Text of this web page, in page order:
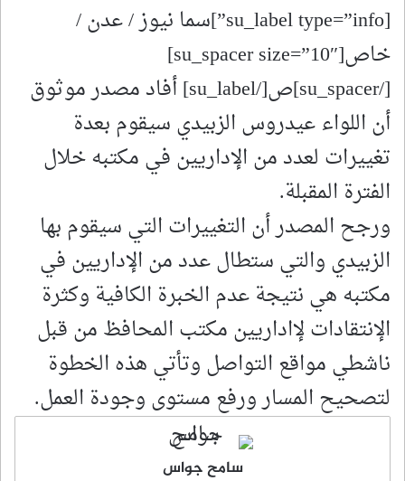
[su_label type=”info”]سما نيوز / عدن /
خاص[su_spacer size=”10″]
[/su_spacer]ص[/su_label] أفاد مصدر موثوق
أن اللواء عيدروس الزبيدي سيقوم بعدة
تغييرات لعدد من الإداريين في مكتبه خلال
الفترة المقبلة.
ورجح المصدر أن التغييرات التي سيقوم بها
الزبيدي والتي ستطال عدد من الإداريين في
مكتبه هي نتيجة عدم الخبرة الكافية وكثرة
الإنتقادات لإاداريين مكتب المحافظ من قبل
ناشطي مواقع التواصل وتأتي هذه الخطوة
لتصحيح المسار ورفع مستوى وجودة العمل.
سامح جواس